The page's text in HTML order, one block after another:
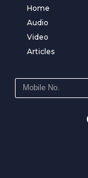
Home
Audio
Video
Articles